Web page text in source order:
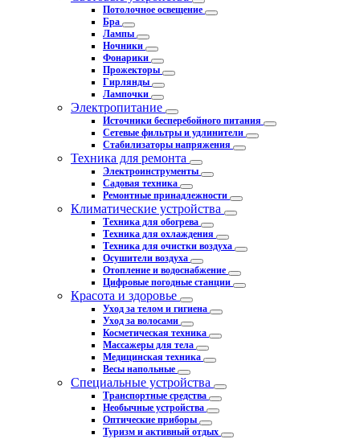
Потолочное освещение
Бра
Лампы
Ночники
Фонарики
Прожекторы
Гирлянды
Лампочки
Электропитание
Источники бесперебойного питания
Сетевые фильтры и удлинители
Стабилизаторы напряжения
Техника для ремонта
Электроинструменты
Садовая техника
Ремонтные принадлежности
Климатические устройства
Техника для обогрева
Техника для охлаждения
Техника для очистки воздуха
Осушители воздуха
Отопление и водоснабжение
Цифровые погодные станции
Красота и здоровье
Уход за телом и гигиена
Уход за волосами
Косметическая техника
Массажеры для тела
Медицинская техника
Весы напольные
Специальные устройства
Транспортные средства
Необычные устройства
Оптические приборы
Туризм и активный отдых